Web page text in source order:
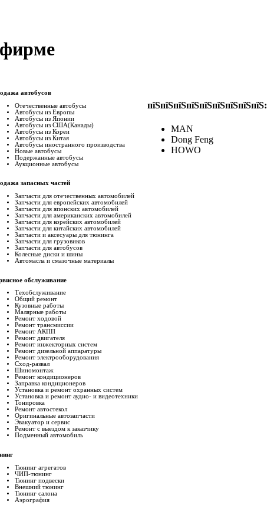
автобусов
Отечественные автобусы
Автобусы из Европы
Автобусы из Японии
Автобусы из США(Канады)
Автобусы из Кореи
Автобусы из Китая
Автобусы иностранного производства
Новые автобусы
Подержанные aвтобусы
Аукционные aвтобусы
запасных частей
Запчасти для отечественных автомобилей
Запчасти для европейских автомобилей
Запчасти для японских автомобилей
Запчасти для американских автомобилей
Запчасти для корейских автомобилей
Запчасти для китайских автомобилей
Запчасти и аксесуары для тюнинга
Запчасти для грузовиков
Запчасти для автобусов
Колесные диски и шины
Автомасла и смазочные материалы
обслуживание
Техобслуживание
Общий ремонт
Кузовные работы
Малярные работы
Ремонт ходовой
Ремонт трансмиссии
Ремонт АКПП
Ремонт двигателя
Ремонт инжекторных систем
Ремонт дизельной аппаратуры
Ремонт электрооборудования
Сход-развал
Шиномонтаж
Ремонт кондиционеров
Заправка кондиционеров
Установка и ремонт охранных систем
Установка и ремонт аудио- и видеотехники
Тонировка
Ремонт автостекол
Оригинальные автозапчасти
Эвакуатор и сервис
Ремонт с выездом к заказчику
Подменный автомобиль
Тюнинг агрегатов
ЧИП-тюнинг
Тюнинг подвески
Внешний тюнинг
Тюнинг салона
Аэрография
пїЅпїЅпїЅпїЅпїЅпїЅпїЅпїЅпїЅ:
MAN
Dong Feng
HOWO